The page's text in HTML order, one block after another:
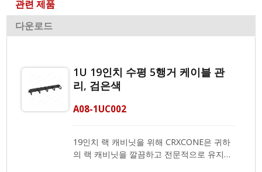
관련 제품
다운로드
1U 19인치 수평 5행거 케이블 관
리, 검은색
A08-1UC002
19인치 랙 캐비닛을 위해 CRXCONE은 귀하
의 랙 캐비닛을 깔끔하고 전문적으로 유지할